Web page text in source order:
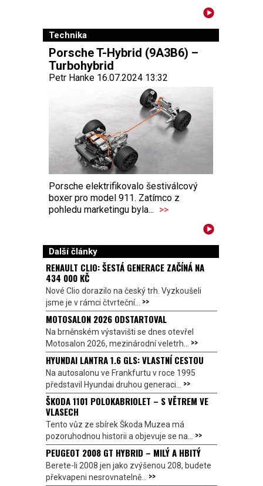
Technika
Porsche T-Hybrid (9A3B6) –
Turbohybrid
Petr Hanke 16.07.2024 13:32
Porsche elektrifikovalo šestiválcový
boxer pro model 911. Zatímco z
pohledu marketingu byla... >>
Další články
RENAULT CLIO: ŠESTÁ GENERACE ZAČÍNÁ NA
434 000 KČ
Nové Clio dorazilo na český trh. Vyzkoušeli
jsme je v rámci čtvrteční... >>
MOTOSALON 2026 ODSTARTOVAL
Na brněnském výstavišti se dnes otevřel
Motosalon 2026, mezinárodní veletrh... >>
HYUNDAI LANTRA 1.6 GLS: VLASTNÍ CESTOU
Na autosalonu ve Frankfurtu v roce 1995
představil Hyundai druhou generaci... >>
ŠKODA 1101 POLOKABRIOLET – S VĚTREM VE
VLASECH
Tento vůz ze sbírek Škoda Muzea má
pozoruhodnou historii a objevuje se na... >>
PEUGEOT 2008 GT HYBRID – MILÝ A HBITÝ
Berete-li 2008 jen jako zvýšenou 208, budete
překvapeni nesrovnatelně... >>